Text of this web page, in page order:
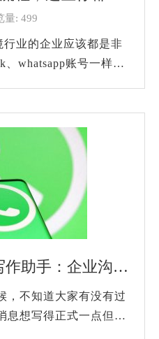
量: 499
业的企业应该都是非
、whatsapp账号一样，
WhatsApp推出AI写作助手：企业沟通与营销更高效
，不知道大家有没有过
息想写得正式一点但是